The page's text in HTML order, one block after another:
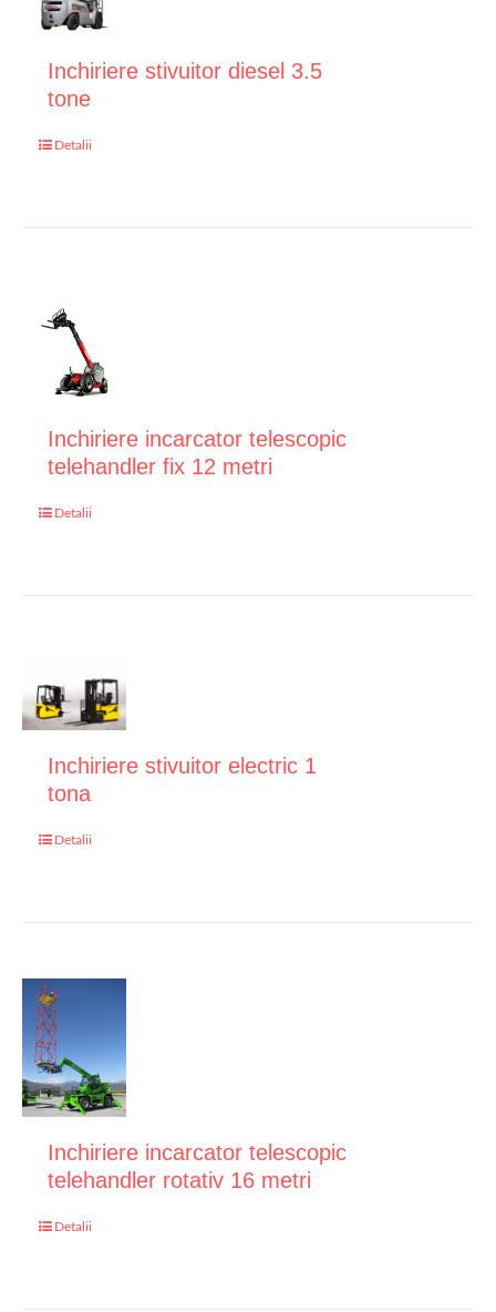
Inchiriere stivuitor diesel 3.5
tone
Detalii
Inchiriere incarcator telescopic
telehandler fix 12 metri
Detalii
Inchiriere stivuitor electric 1
tona
Detalii
Inchiriere incarcator telescopic
telehandler rotativ 16 metri
Detalii